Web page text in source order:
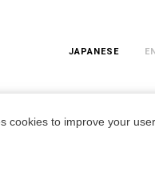
cookies to improve your